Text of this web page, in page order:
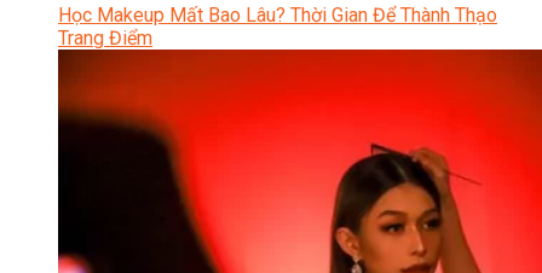
Học Makeup Mất Bao Lâu? Thời Gian Để Thành Thạo
Trang Điểm